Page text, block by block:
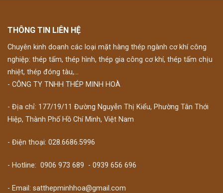
THÔNG TIN LIÊN HỆ
Chuyên kinh doanh các loại mặt hàng thép ngành cơ khí công
nghiệp: thép tấm, thép hình, thép gia công cơ khí, thép tấm chịu
nhiệt, thép đóng tàu,...
- CÔNG TY TNHH THÉP MINH HOÀ
- Địa chỉ: 177/19/11 Đường Nguyễn Thị Kiểu, Phường Tân Thới
Hiệp, Thành Phố Hồ Chí Minh, Việt Nam
- Điện thoại: 028.6686.5996
- Hotline: 0906 973 689 - 0939 656 696
- Email: satthepminhhoa@gmail.com